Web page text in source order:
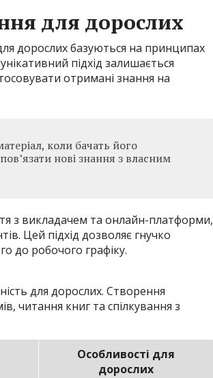
для дорослих
дорослих базуються на принципах
підхід залишається
отримані знання на
коли бачать його
нові знання з власним
з викладачем та онлайн-платформи,
Цей підхід дозволяє гнучко
до робочого графіку.
для дорослих. Створення
читання книг та спілкування з
Особливості для
дорослих